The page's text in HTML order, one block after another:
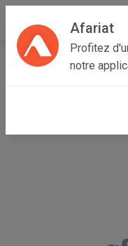
Afariat
Profitez
notre
Accueil Loisirs